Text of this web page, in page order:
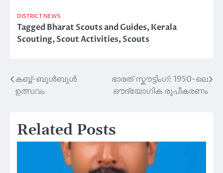
DISTRICT NEWS
TaggedBharat Scouts and Guides,Kerala
Scouting,Scout Activities,Scouts
Post
navigation
കബ്ബ്-ബുൾബുൾ
ഉത്സവം
ഭാരത് സ്കൗട്ടിംഗ്: 1950-ലെ
ഔദ്യോഗിക രൂപീകരണം
Related Posts